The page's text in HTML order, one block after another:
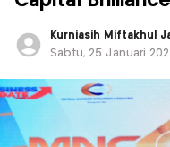
Kurniasih Miftakhul
Sabtu, 25 Januari